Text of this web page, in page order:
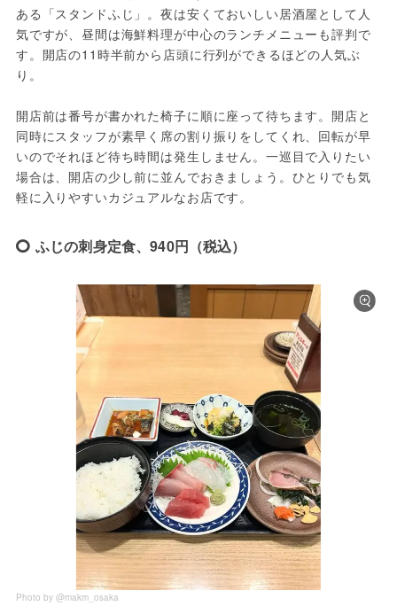
ある「スタンドふじ」。夜は安くておいしい居酒屋として人
気ですが、昼間は海鮮料理が中心のランチメニューも評判で
す。開店の11時半前から店頭に行列ができるほどの人気ぶ
り。
開店前は番号が書かれた椅子に順に座って待ちます。開店と
同時にスタッフが素早く席の割り振りをしてくれ、回転が早
いのでそれほど待ち時間は発生しません。一巡目で入りたい
場合は、開店の少し前に並んでおきましょう。ひとりでも気
軽に入りやすいカジュアルなお店です。
ふじの刺身定食、940円（税込）
Photo by @makm_osaka